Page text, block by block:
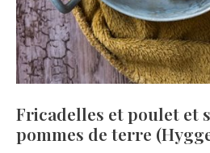
Fricadelles et poulet et
pommes de terre